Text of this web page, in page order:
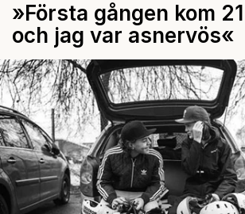
»Första gången kom
och jag var asnervös«